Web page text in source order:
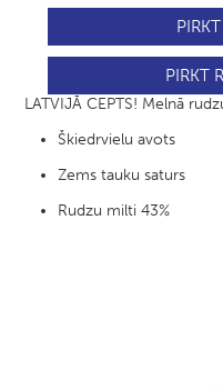
PIRKT
LATVIJĀ CEPTS! Melnā
Škiedrvielu avots
Zems tauku saturs
Rudzu milti 43%